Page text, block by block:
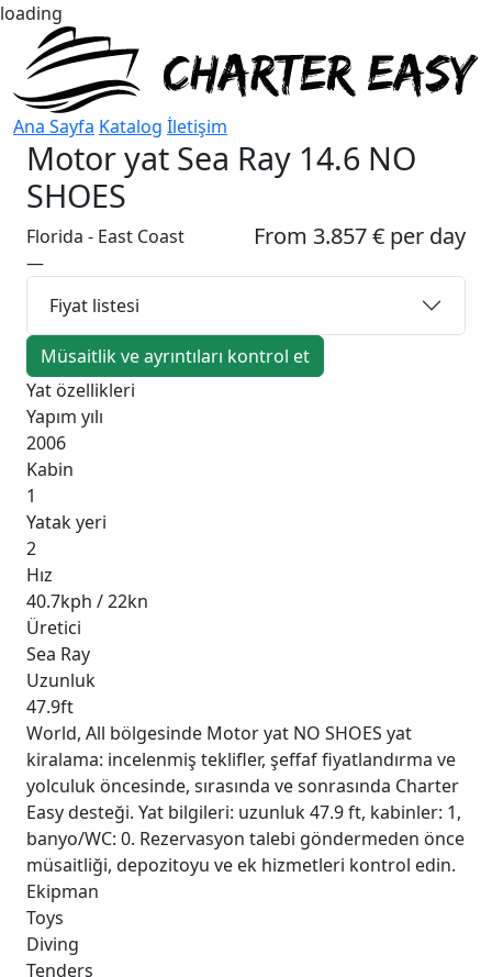
loading
Ana Sayfa Katalog İletişim
Motor yat Sea Ray 14.6 NO
SHOES
From 3.857 € per day
Florida - East Coast
—
Fiyat listesi
Müsaitlik ve ayrıntıları kontrol et
Yat özellikleri
Yapım yılı
2006
Kabin
1
Yatak yeri
2
Hız
40.7kph / 22kn
Üretici
Sea Ray
Uzunluk
47.9ft
World, All bölgesinde Motor yat NO SHOES yat
kiralama: incelenmiş teklifler, şeffaf fiyatlandırma ve
yolculuk öncesinde, sırasında ve sonrasında Charter
Easy desteği. Yat bilgileri: uzunluk 47.9 ft, kabinler: 1,
banyo/WC: 0. Rezervasyon talebi göndermeden önce
müsaitliği, depozitoyu ve ek hizmetleri kontrol edin.
Ekipman
Toys
Diving
Tenders